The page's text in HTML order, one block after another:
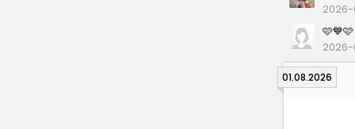
🩷💙🩷
01.08.2026